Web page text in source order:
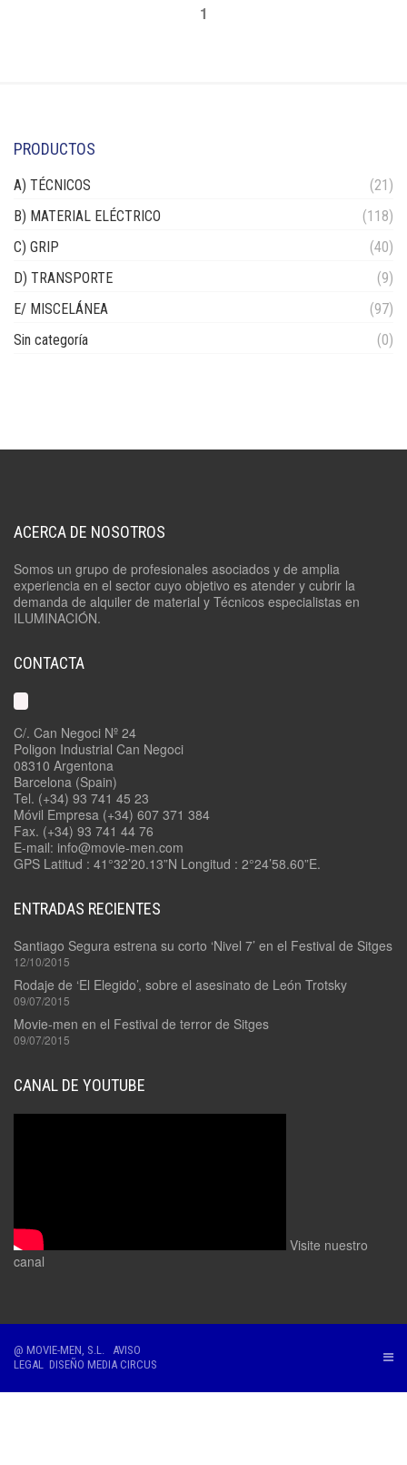
1
PRODUCTOS
A) TÉCNICOS
(21)
B) MATERIAL ELÉCTRICO
(118)
C) GRIP
(40)
D) TRANSPORTE
(9)
E/ MISCELÁNEA
(97)
Sin categoría
(0)
ACERCA DE NOSOTROS
Somos un grupo de profesionales asociados y de amplia
experiencia en el sector cuyo objetivo es atender y cubrir la
demanda de alquiler de material y Técnicos especialistas en
ILUMINACIÓN.
CONTACTA
C/. Can Negoci Nº 24
Poligon Industrial Can Negoci
08310 Argentona
Barcelona (Spain)
Tel. (+34) 93 741 45 23
Móvil Empresa (+34) 607 371 384
Fax. (+34) 93 741 44 76
E-mail: info@movie-men.com
GPS Latitud : 41°32’20.13”N Longitud : 2°24’58.60”E.
ENTRADAS RECIENTES
Santiago Segura estrena su corto ‘Nivel 7’ en el Festival de Sitges
12/10/2015
Rodaje de ‘El Elegido’, sobre el asesinato de León Trotsky
09/07/2015
Movie-men en el Festival de terror de Sitges
09/07/2015
CANAL DE YOUTUBE
Visite nuestro
canal
@ MOVIE-MEN, S.L. AVISO
LEGAL DISEÑO MEDIA CIRCUS